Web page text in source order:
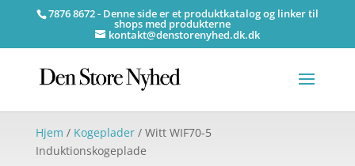
7876 8672 - Denne side er et produktkatalog og linker til
shops med produkterne
kontakt@denstorenyhed.dk.dk
Hjem / Kogeplader/ Witt WIF70-5
Induktionskogeplade